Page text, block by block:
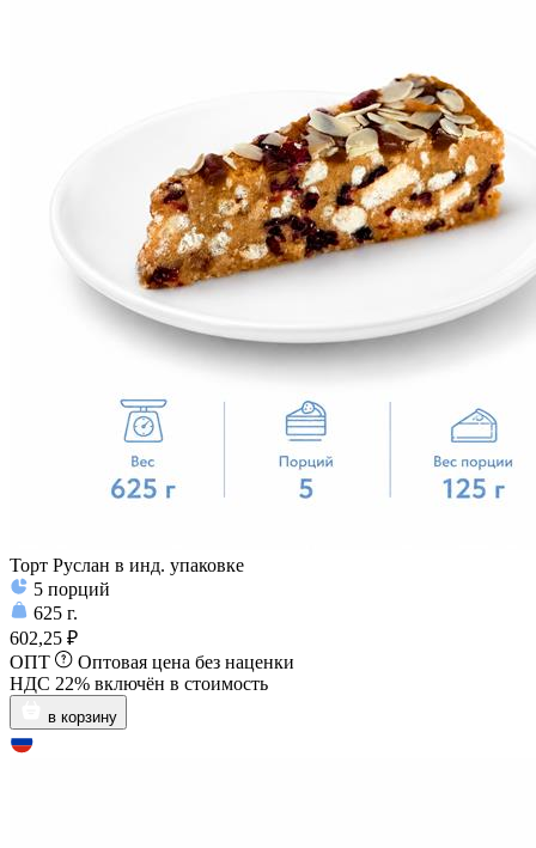
Торт Руслан в инд. упаковке
5 порций
625 г.
602,25 ₽
ОПТ
Оптовая цена без наценки
НДС 22% включён в стоимость
в корзину